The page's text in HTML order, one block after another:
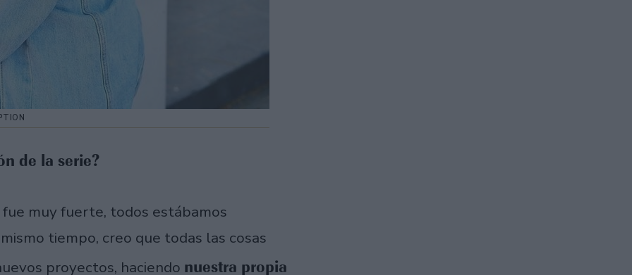
de la serie?
muy fuerte, todos estábamos
tiempo, creo que todas las cosas
proyectos, haciendo nuestra propia